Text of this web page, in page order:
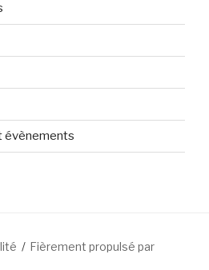
évènements
Fièrement propulsé par